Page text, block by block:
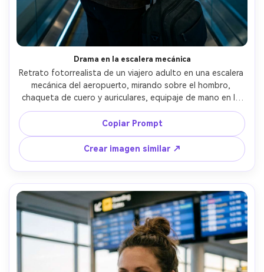
Drama en la escalera mecánica
Retrato fotorrealista de un viajero adulto en una escalera
mecánica del aeropuerto, mirando sobre el hombro,
chaqueta de cuero y auriculares, equipaje de mano en la
mano, fondo con desenfoque de movimiento, luces
superiores creando reflejos repetidos, Sony A1, 50mm
f/1.2, plano medio, composición diagonal dinámica,
ambiente cinematográfico audaz, cabello realista,
sombras naturales, alta resolución, cara nítida, gradación
moderna de contraste --ar 4:5
Copiar Prompt
Crear imagen similar ↗